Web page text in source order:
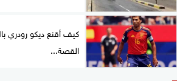
كيف أقنع ديكو رودري
القصة...